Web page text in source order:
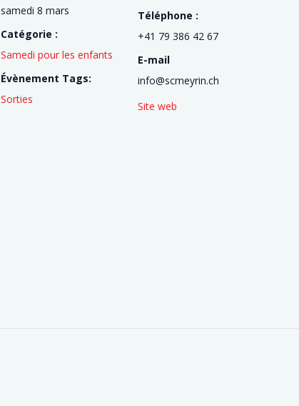
samedi 8 mars
Catégorie :
Samedi pour les enfants
Évènement Tags:
Sorties
Téléphone :
+41 79 386 42 67
E-mail
info@scmeyrin.ch
Site web